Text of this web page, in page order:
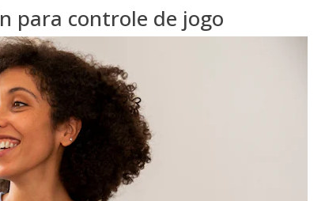
para controle de jogo